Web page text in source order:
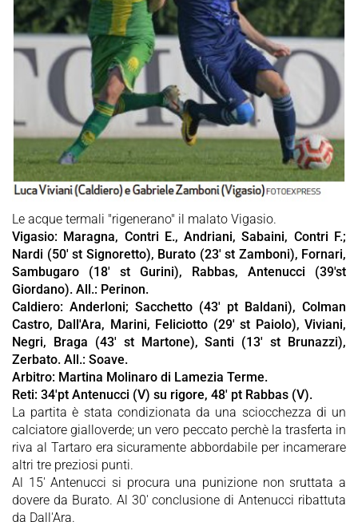
Le acque termali "rigenerano" il malato Vigasio.
Vigasio: Maragna, Contri E., Andriani, Sabaini, Contri F.;
Nardi (50' st Signoretto), Burato (23' st Zamboni), Fornari,
Sambugaro (18' st Gurini), Rabbas, Antenucci (39'st
Giordano). All.: Perinon.
Caldiero: Anderloni; Sacchetto (43' pt Baldani), Colman
Castro, Dall'Ara, Marini, Feliciotto (29' st Paiolo), Viviani,
Negri, Braga (43' st Martone), Santi (13' st Brunazzi),
Zerbato. All.: Soave.
Arbitro: Martina Molinaro di Lamezia Terme.
Reti: 34'pt Antenucci (V) su rigore, 48' pt Rabbas (V).
La partita è stata condizionata da una sciocchezza di un
calciatore gialloverde; un vero peccato perchè la trasferta in
riva al Tartaro era sicuramente abbordabile per incamerare
altri tre preziosi punti.
Al 15' Antenucci si procura una punizione non sruttata a
dovere da Burato. Al 30' conclusione di Antenucci ribattuta
da Dall'Ara.